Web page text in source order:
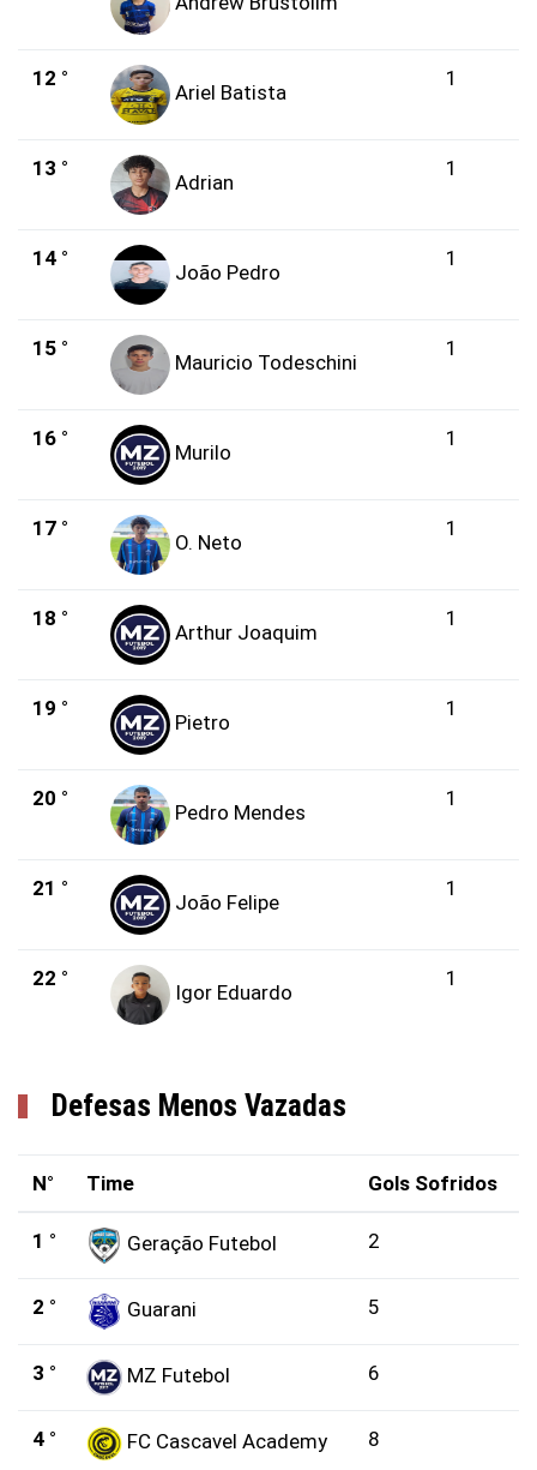
12 °
Ariel Batista
1
13 °
Adrian
1
14 °
João Pedro
1
15 °
Mauricio Todeschini
1
16 °
Murilo
1
17 °
O. Neto
1
18 °
Arthur Joaquim
1
19 °
Pietro
1
20 °
Pedro Mendes
1
21 °
João Felipe
1
22 °
Igor Eduardo
1
Defesas Menos Vazadas
N° Time Gols Sofridos
1 ° Geração Futebol 2
2 ° Guarani 5
3 ° MZ Futebol 6
4 ° FC Cascavel Academy 8